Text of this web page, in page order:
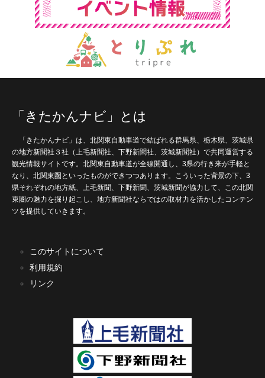
「きたかんナビ」とは
「きたかんナビ」は、北関東自動車道で結ばれる群馬県、栃木県、茨城県
の地方新聞社３社（上毛新聞社、下野新聞社、茨城新聞社）で共同運営する
観光情報サイトです。北関東自動車道が全線開通し、3県の行き来が手軽と
なり、北関東圏といったものができつつあります。こういった背景の下、3
県それぞれの地方紙、上毛新聞、下野新聞、茨城新聞が協力して、この北関
東圏の魅力を掘り起こし、地方新聞社ならではの取材力を活かしたコンテン
ツを提供していきます。
このサイトについて
利用規約
リンク